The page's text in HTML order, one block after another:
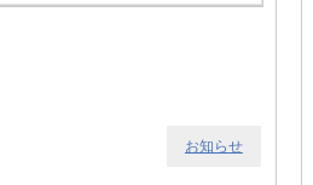
お知らせ